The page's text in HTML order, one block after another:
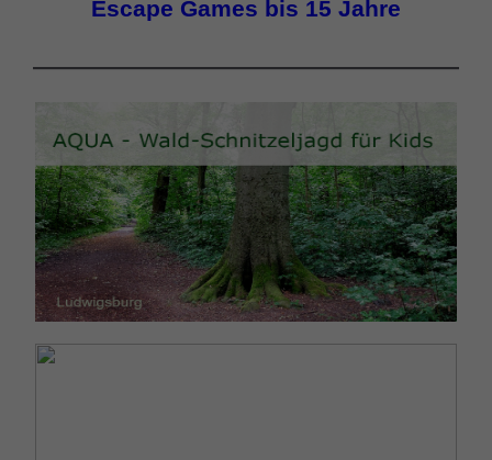
Escape Games bis 15 Jahre